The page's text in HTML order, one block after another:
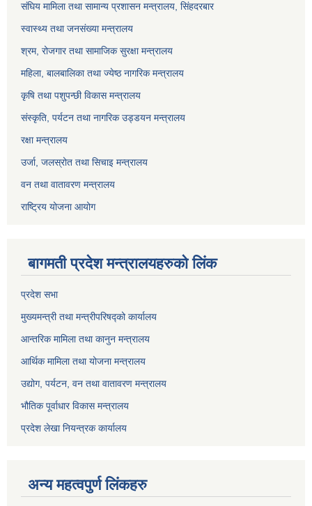
संघिय मामिला तथा सामान्य प्रशासन मन्त्रालय, सिंहदरबार
स्वास्थ्य तथा जनसंख्या मन्त्रालय
श्रम, रोजगार तथा सामाजिक सुरक्षा मन्त्रालय
महिला, बालबालिका तथा ज्येष्ठ नागरिक मन्त्रालय
कृषि तथा पशुपन्छी विकास मन्त्रालय
संस्कृति, पर्यटन तथा नागरिक उड्डयन मन्त्रालय
रक्षा मन्त्रालय
उर्जा, जलस्रोत तथा सिचाइ मन्त्रालय
वन तथा वातावरण मन्त्रालय
राष्ट्रिय योजना आयोग
बागमती प्रदेश मन्त्रालयहरुको लिंक
प्रदेश सभा
मुख्यमन्त्री तथा मन्त्रीपरिषद्को कार्यालय
आन्तरिक मामिला तथा कानुन मन्त्रालय
आर्थिक मामिला तथा योजना मन्त्रालय
उद्योग, पर्यटन, वन तथा वातावरण मन्त्रालय
भौतिक पूर्वाधार विकास मन्त्रालय
प्रदेश लेखा नियन्त्रक कार्यालय
अन्य महत्वपुर्ण लिंकहरु